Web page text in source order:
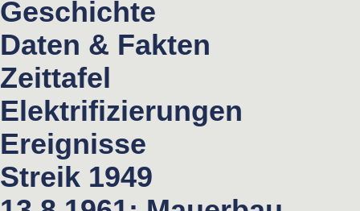
Geschichte
Daten & Fakten
Zeittafel
Elektrifizierungen
Ereignisse
Streik 1949